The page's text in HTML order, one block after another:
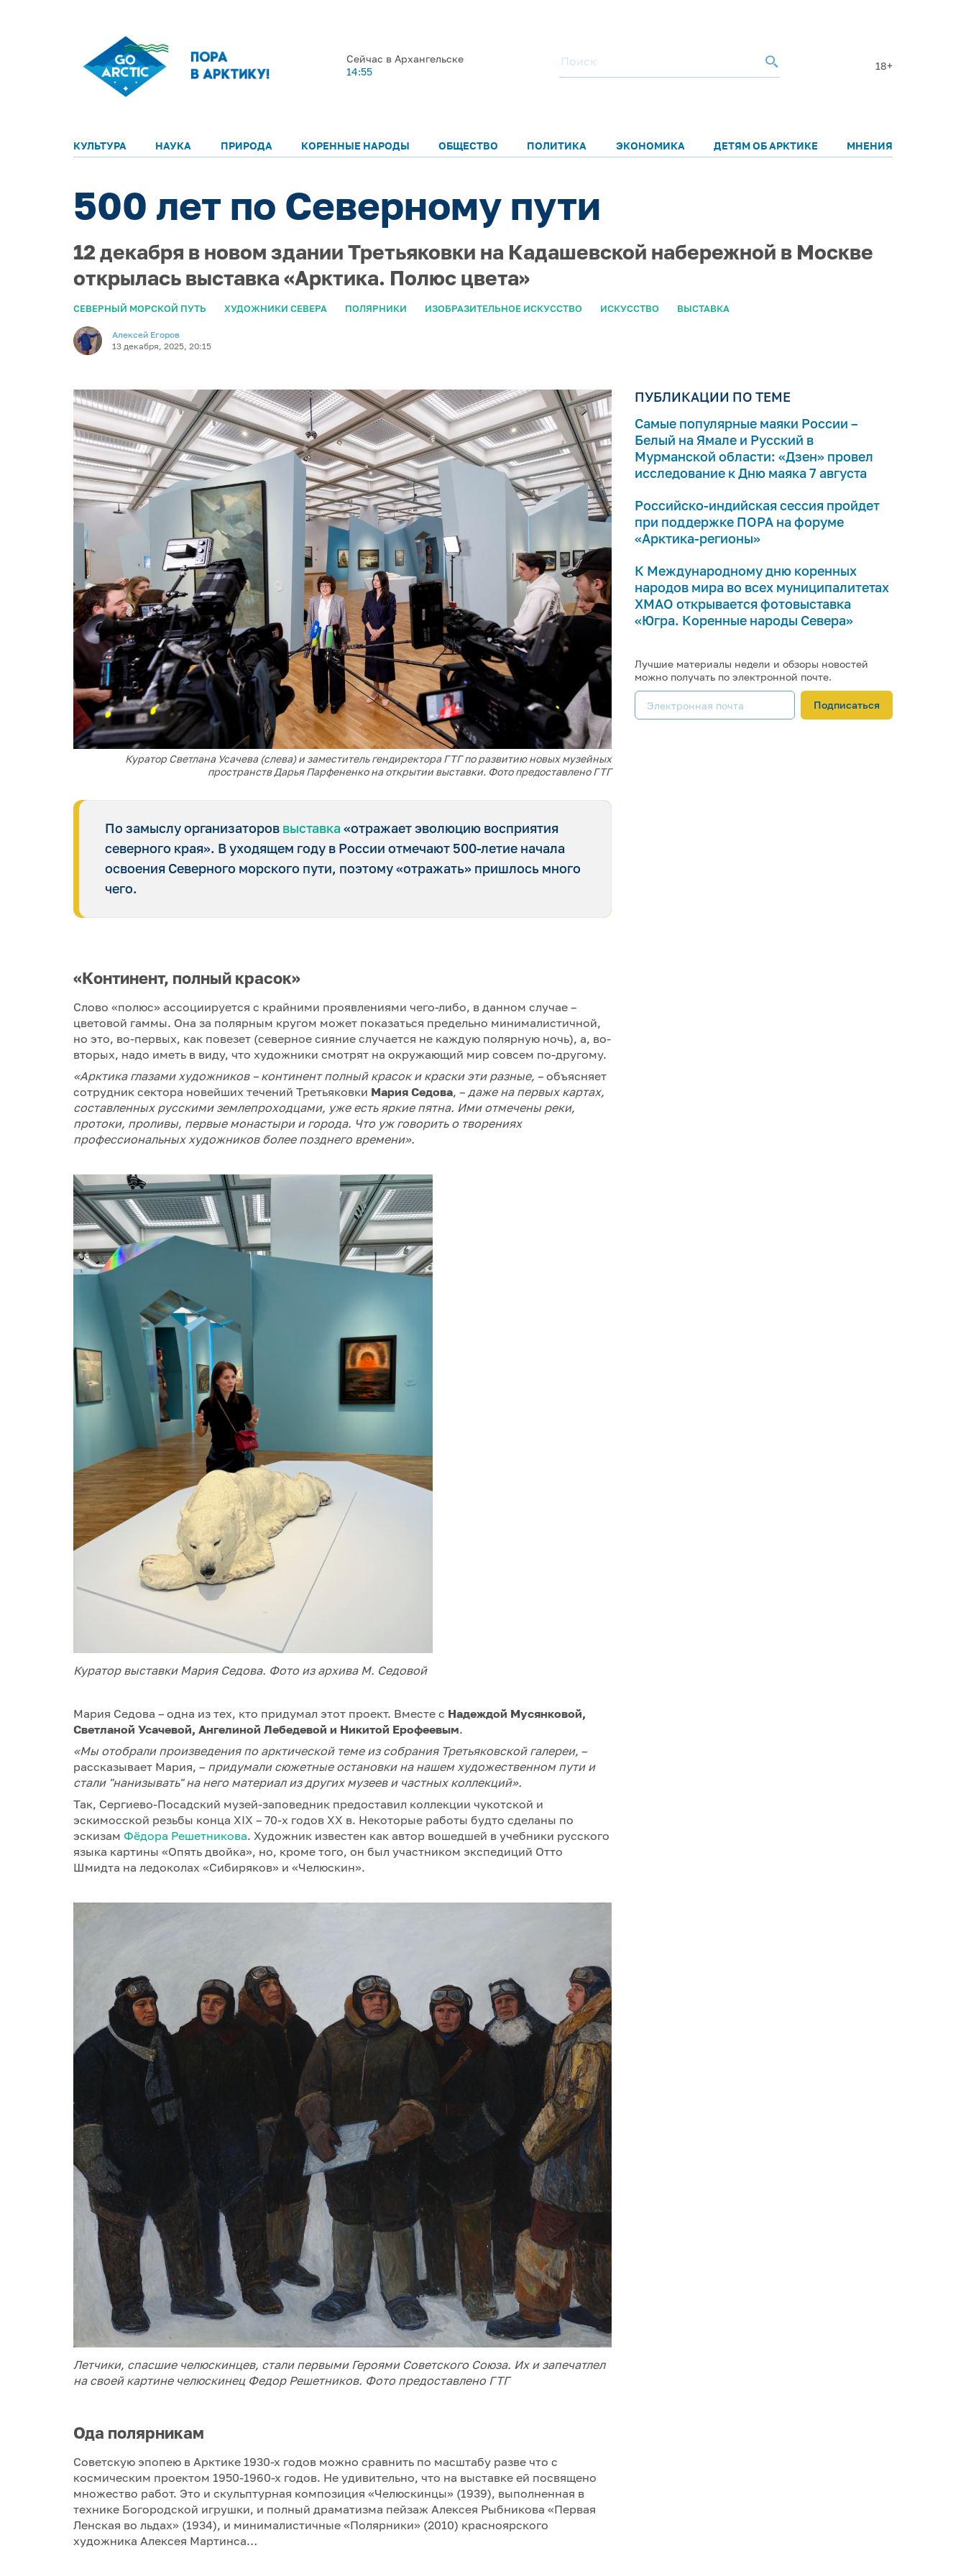
Сейчас в Архангельске
14:55
18+
КУЛЬТУРА НАУКА ПРИРОДА КОРЕННЫЕ НАРОДЫ ОБЩЕСТВО ПОЛИТИКА ЭКОНОМИКА ДЕТЯМ ОБ АРКТИКЕ МНЕНИЯ
500 лет по Северному пути
12 декабря в новом здании Третьяковки на Кадашевской набережной в Москве
открылась выставка «Арктика. Полюс цвета»
СЕВЕРНЫЙ МОРСКОЙ ПУТЬ ХУДОЖНИКИ СЕВЕРА ПОЛЯРНИКИ ИЗОБРАЗИТЕЛЬНОЕ ИСКУССТВО ИСКУССТВО ВЫСТАВКА
Алексей Егоров
13 декабря, 2025, 20:15
Куратор Светлана Усачева (слева) и заместитель гендиректора ГТГ по развитию новых музейных
пространств Дарья Парфененко на открытии выставки. Фото предоставлено ГТГ
По замыслу организаторов выставка«отражает эволюцию восприятия
северного края». В уходящем году в России отмечают 500-летие начала
освоения Северного морского пути, поэтому «отражать» пришлось много
чего.
«Континент, полный красок»
Слово «полюс» ассоциируется с крайними проявлениями чего-либо, в данном случае –
цветовой гаммы. Она за полярным кругом может показаться предельно минималистичной,
но это, во-первых, как повезет (северное сияние случается не каждую полярную ночь), а, во-
вторых, надо иметь в виду, что художники смотрят на окружающий мир совсем по-другому.
«Арктика глазами художников – континент полный красок и краски эти разные, – объясняет
сотрудник сектора новейших течений Третьяковки Мария Седова, – даже на первых картах,
составленных русскими землепроходцами, уже есть яркие пятна. Ими отмечены реки,
протоки, проливы, первые монастыри и города. Что уж говорить о творениях
профессиональных художников более позднего времени».
Куратор выставки Мария Седова. Фото из архива М. Седовой
Мария Седова – одна из тех, кто придумал этот проект. Вместе с Надеждой Мусянковой,
Светланой Усачевой, Ангелиной Лебедевой и Никитой Ерофеевым.
«Мы отобрали произведения по арктической теме из собрания Третьяковской галереи, –
рассказывает Мария, – придумали сюжетные остановки на нашем художественном пути и
стали "нанизывать" на него материал из других музеев и частных коллекций».
Так, Сергиево-Посадский музей-заповедник предоставил коллекции чукотской и
эскимосской резьбы конца XIX – 70-х годов XX в. Некоторые работы будто сделаны по
эскизам Фёдора Решетникова. Художник известен как автор вошедшей в учебники русского
языка картины «Опять двойка», но, кроме того, он был участником экспедиций Отто
Шмидта на ледоколах «Сибиряков» и «Челюскин».
Летчики, спасшие челюскинцев, стали первыми Героями Советского Союза. Их и запечатлел
на своей картине челюскинец Федор Решетников. Фото предоставлено ГТГ
Ода полярникам
Советскую эпопею в Арктике 1930-х годов можно сравнить по масштабу разве что с
космическим проектом 1950-1960-х годов. Не удивительно, что на выставке ей посвящено
множество работ. Это и скульптурная композиция «Челюскинцы» (1939), выполненная в
технике Богородской игрушки, и полный драматизма пейзаж Алексея Рыбникова «Первая
Ленская во льдах» (1934), и минималистичные «Полярники» (2010) красноярского
художника Алексея Мартинса…
ПУБЛИКАЦИИ ПО ТЕМЕ
Самые популярные маяки России –
Белый на Ямале и Русский в
Мурманской области: «Дзен» провел
исследование к Дню маяка 7 августа
Российско-индийская сессия пройдет
при поддержке ПОРА на форуме
«Арктика-регионы»
К Международному дню коренных
народов мира во всех муниципалитетах
ХМАО открывается фотовыставка
«Югра. Коренные народы Севера»
Лучшие материалы недели и обзоры новостей
можно получать по электронной почте.
Подписаться